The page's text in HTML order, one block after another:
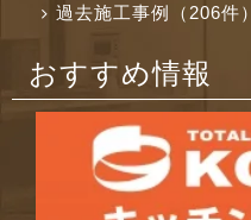
過去施工事例（206件）
おすすめ情報